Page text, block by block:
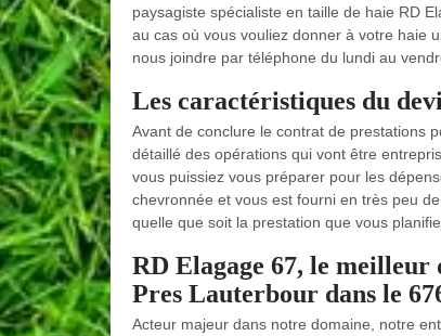
paysagiste spécialiste en taille de haie RD
au cas où vous vouliez donner à votre haie
nous joindre par téléphone du lundi au
Les caractéristiques du
Avant de conclure le contrat de prestations
détaillé des opérations qui vont être
vous puissiez vous préparer pour les
chevronnée et vous est fourni en très peu
quelle que soit la prestation que vous
RD Elagage 67, le meilleur
Pres Lauterbour dans le
Acteur majeur dans notre domaine, notre